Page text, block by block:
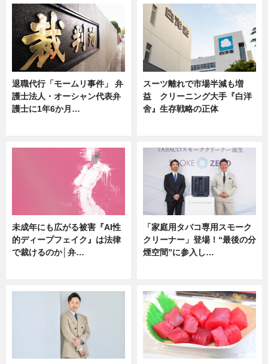
退職代行「モームリ事件」 弁
護士法人・オーシャン代表弁
護士に1年6か月…
スーツ離れで市場半減も増
益 クリーニング大手『白洋
舍』生存戦略の正体
未成年にも広がる被害『AI性
的ディープフェイク』は法律
で裁けるのか│弁…
「家庭用タバコ専用スモーク
クリーナー」登場！“最後の分
煙空間”に参入し…